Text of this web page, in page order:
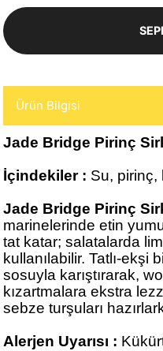
Ürün Bilgisi
Jade Bridge Pirinç
İçindekiler : Su, pirinç,
Jade Bridge Pirinç
marinelerinde etin
tat katar; salatalarda
kullanılabilir. Tatlı-ekşi
sosuyla karıştırarak,
kızartmalara ekstra
sebze turşuları
Alerjen Uyarısı :